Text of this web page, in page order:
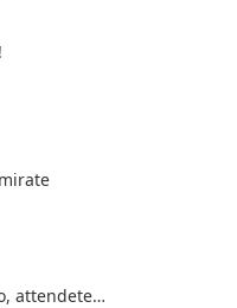
attendete…